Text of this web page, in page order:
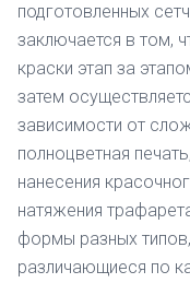
подготовленных
заключается в том,
краски этап за
затем
зависимости от
полноцветная
нанесения
натяжения
формы разных
различающиеся по